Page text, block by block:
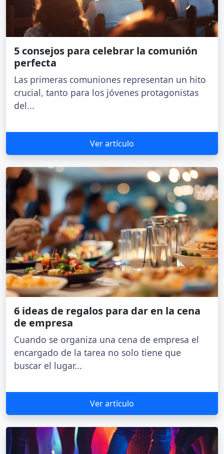
5 consejos para celebrar la comunión
perfecta
Las primeras comuniones representan un hito
crucial, tanto para los jóvenes protagonistas
del...
Ver artículo
6 ideas de regalos para dar en la cena
de empresa
Cuando se organiza una cena de empresa el
encargado de la tarea no solo tiene que
buscar el lugar...
Ver artículo